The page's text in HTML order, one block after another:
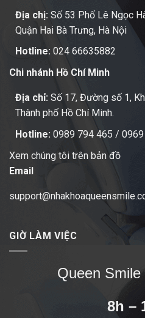
Địa chị: Số 53 Phố Lê Ngọc
Quận Hai Bà Trưng, Hà Nội
Hotline: 024 66635882
Chi nhánh Hồ Chí Minh
Địa chỉ: Số 17, Đường số 1,
Thành phố Hồ Chí Minh.
Hotline: 0989 794 465 /
Xem chúng tôi trên bản đồ
Email
GIỜ LÀM VIỆC
Queen
8h –